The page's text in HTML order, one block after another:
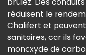
réduisent le
Chalifert et
sanitaires, car ils
monoxyde de